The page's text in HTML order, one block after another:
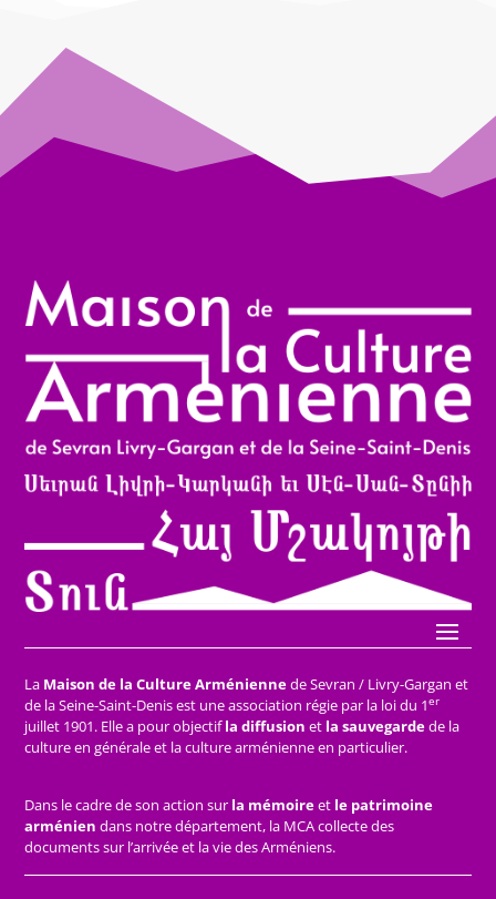
La Maison de la Culture Arméniennede Sevran / Livry-Gargan et
de la Seine-Saint-Denis est une association régie par la loi du 1er
juillet 1901. Elle a pour objectifla diffusion et la sauvegardede la
culture en générale et la culture arménienne en particulier.
Dans le cadre de son action sur la mémoireet le patrimoine
arménien dans notre département, la MCA collecte des
documents sur l’arrivée et la vie des Arméniens.